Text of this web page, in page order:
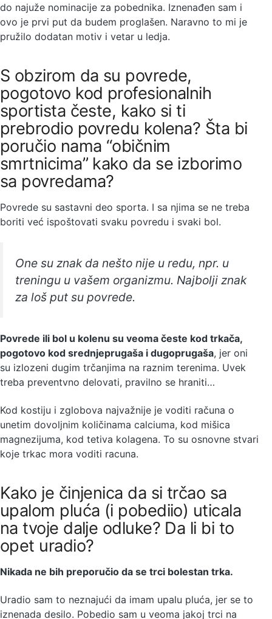
do najuže nominacije za pobednika. Iznenađen sam i
ovo je prvi put da budem proglašen. Naravno to mi je
pružilo dodatan motiv i vetar u ledja.
S obzirom da su povrede,
pogotovo kod profesionalnih
sportista česte, kako si ti
prebrodio povredu kolena? Šta bi
poručio nama “običnim
smrtnicima” kako da se izborimo
sa povredama?
Povrede su sastavni deo sporta. I sa njima se ne treba
boriti već ispoštovati svaku povredu i svaki bol.
One su znak da nešto nije u redu, npr. u
treningu u vašem organizmu. Najbolji znak
za loš put su povrede.
Povrede ili bol u kolenu su veoma česte kod trkača,
pogotovo kod srednjeprugaša i dugoprugaša, jer oni
su izlozeni dugim trčanjima na raznim terenima. Uvek
treba preventvno delovati, pravilno se hraniti…
Kod kostiju i zglobova najvažnije je voditi računa o
unetim dovoljnim količinama calciuma, kod mišica
magnezijuma, kod tetiva kolagena. To su osnovne stvari
koje trkac mora voditi racuna.
Kako je činjenica da si trčao sa
upalom pluća (i pobediio) uticala
na tvoje dalje odluke? Da li bi to
opet uradio?
Nikada ne bih preporučio da se trci bolestan trka.
Uradio sam to neznajući da imam upalu pluća, jer se to
iznenada desilo. Pobedio sam u veoma jakoj trci na